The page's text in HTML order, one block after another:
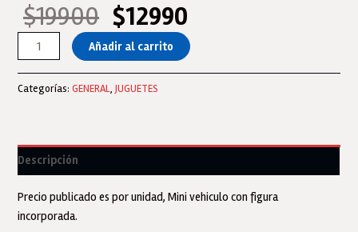
$19900
El
precio
original
era:
$19900.
$12990
es:
Paw
Patrol
vehiculo
incorporada
Original
cantidad
Añadir al carrito
Categorías:GENERAL,JUGUETES
Descripción
Precio publicado es por unidad, Mini vehiculo con figura
incorporada.